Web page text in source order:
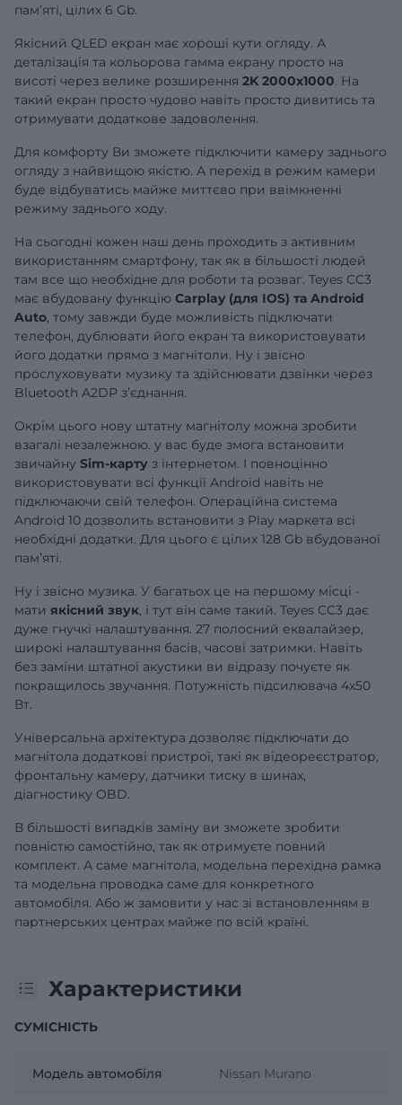
памʼяті, цілих 6 Gb.
Якісний QLED екран має хороші кути огляду. А
деталізація та кольорова гамма екрану просто на
висоті через велике розширення 2K 2000x1000. На
такий екран просто чудово навіть просто дивитись та
отримувати додаткове задоволення.
Для комфорту Ви зможете підключити камеру заднього
огляду з найвищою якістю. А перехід в режим камери
буде відбуватись майже миттєво при ввімкненні
режиму заднього ходу.
На сьогодні кожен наш день проходить з активним
використанням смартфону, так як в більшості людей
там все що необхідне для роботи та розваг. Teyes CC3
має вбудовану функцію Carplay (для IOS) та Android
Auto, тому завжди буде можливість підключати
телефон, дублювати його екран та використовувати
його додатки прямо з магнітоли. Ну і звісно
прослуховувати музику та здійснювати дзвінки через
Bluetooth A2DP зʼєднання.
Окрім цього нову штатну магнітолу можна зробити
взагалі незалежною. у вас буде змога встановити
звичайну Sim-карту з інтернетом. І повноцінно
використовувати всі функції Android навіть не
підключаючи свій телефон. Операційна система
Android 10 дозволить встановити з Play маркета всі
необхідні додатки. Для цього є цілих 128 Gb вбудованої
памʼяті.
Ну і звісно музика. У багатьох це на першому місці -
мати якісний звук, і тут він саме такий. Teyes CC3 дає
дуже гнучкі налаштування. 27 полосний еквалайзер,
широкі налаштування басів, часові затримки. Навіть
без заміни штатної акустики ви відразу почуєте як
покращилось звучання. Потужність підсилювача 4х50
Вт.
Універсальна архітектура дозволяє підключати до
магнітола додаткові пристрої, такі як відеореєстратор,
фронтальну камеру, датчики тиску в шинах,
діагностику OBD.
В більшості випадків заміну ви зможете зробити
повністю самостійно, так як отримуєте повний
комплект. А саме магнітола, модельна перехідна рамка
та модельна проводка саме для конкретного
автомобіля. Або ж замовити у нас зі встановленням в
партнерських центрах майже по всій країні.
Характеристики
СУМІСНІСТЬ
Модель автомобіля Nissan Murano